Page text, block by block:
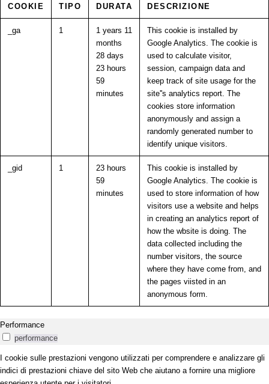
COOKIE TIPO DURATA DESCRIZIONE
_ga 1
1 years 11
months
28 days
23 hours
59
minutes
This cookie is installed by
Google Analytics. The cookie is
used to calculate visitor,
session, campaign data and
keep track of site usage for the
site''s analytics report. The
cookies store information
anonymously and assign a
randomly generated number to
identify unique visitors.
_gid 1
23 hours
59
minutes
This cookie is installed by
Google Analytics. The cookie is
used to store information of how
visitors use a website and helps
in creating an analytics report of
how the wbsite is doing. The
data collected including the
number visitors, the source
where they have come from, and
the pages viisted in an
anonymous form.
Performance
performance
I cookie sulle prestazioni vengono utilizzati per comprendere e analizzare gli
indici di prestazioni chiave del sito Web che aiutano a fornire una migliore